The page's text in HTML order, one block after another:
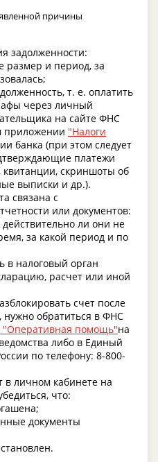
причины
задолженности:
размер и период, за
т. е. оплатить
через личный
на сайте ФНС
приложении "Налоги
банка (при этом следует
платежи
квитанции, скриншоты об
выписки и др.).
связана с
или документов:
ли они не
за какой период и по
в налоговый орган
расчет или иной
счет после
нужно обратиться в ФНС
"Оперативная помощь"на
либо в Единый
по телефону: 8-800-
в личном кабинете на
что:
документы